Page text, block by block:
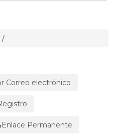
/
Correo electrónico
Enlace Permanente